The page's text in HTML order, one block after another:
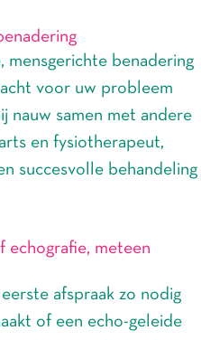
mensgerichte benadering
voor uw probleem
nauw samen met andere
en fysiotherapeut,
succesvolle behandeling
echografie, meteen
afspraak zo nodig
of een echo-geleide